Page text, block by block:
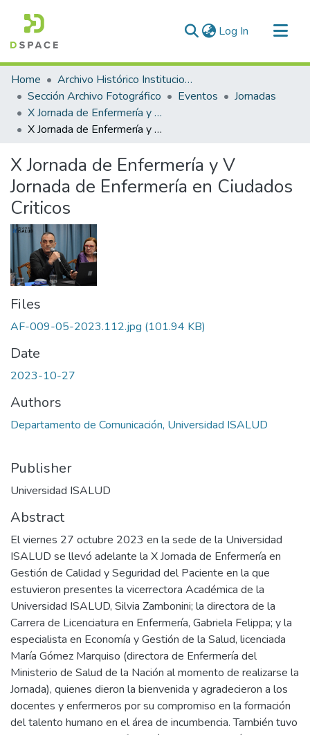
Log In (current)
Communities & Collections
All of DSpace
Statistics
Home
Archivo Histórico Institucional
Sección Archivo Fotográfico
Eventos
Jornadas
X Jornada de Enfermería y V Jornada de Enfermería en Ciudados Criticos
X Jornada de Enfermería y V Jornada de Enfermería en Ciudados Criticos
X Jornada de Enfermería y V
Jornada de Enfermería en Ciudados
Criticos
Files
AF-009-05-2023.112.jpg (101.94 KB)
Date
2023-10-27
Authors
Departamento de Comunicación, Universidad ISALUD
Publisher
Universidad ISALUD
Abstract
El viernes 27 octubre 2023 en la sede de la Universidad
ISALUD se llevó adelante la X Jornada de Enfermería en
Gestión de Calidad y Seguridad del Paciente en la que
estuvieron presentes la vicerrectora Académica de la
Universidad ISALUD, Silvia Zambonini; la directora de la
Carrera de Licenciatura en Enfermería, Gabriela Felippa; y la
especialista en Economía y Gestión de la Salud, licenciada
María Gómez Marquiso (directora de Enfermería del
Ministerio de Salud de la Nación al momento de realizarse la
Jornada), quienes dieron la bienvenida y agradecieron a los
docentes y enfermeros por su compromiso en la formación
del talento humano en el área de incumbencia. También tuvo